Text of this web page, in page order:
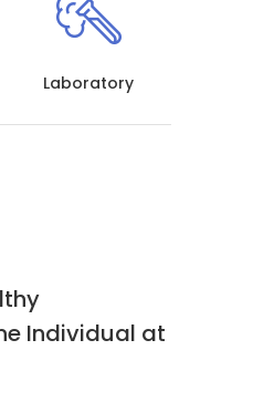
Laboratory
Individual at